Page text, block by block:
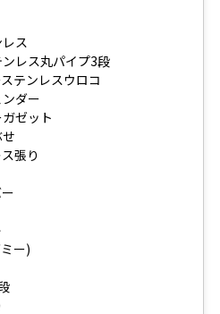
ス
レス丸パイプ3段
テンレスウロコ
ダー
ゼット
張り
ー)